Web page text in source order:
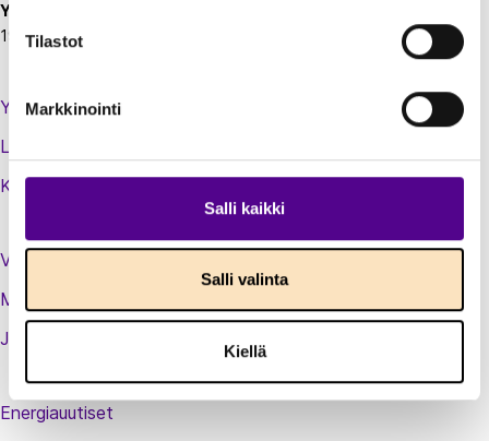
Tilastot
Markkinointi
Salli kaikki
Salli valinta
Kiellä
Y-tunnus:
1924697-5
Yhteystiedot
Laskutustiedot
Kirjaudu sisään jäsenextraan
Vastuullisuusteot
Medialle
Jäsenluettelo
Energiauutiset